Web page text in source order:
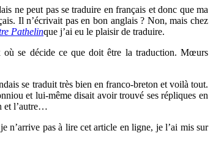
ne peut pas se traduire en français et donc que ma
Il n’écrivait pas en bon anglais ? Non, mais chez
Pathelinque j’ai eu le plaisir de traduire.
où se décide ce que doit être la traduction. Mœurs
se traduit très bien en franco-breton et voilà tout.
et lui-même disait avoir trouvé ses répliques en
et l’autre…
n’arrive pas à lire cet article en ligne, je l’ai mis sur